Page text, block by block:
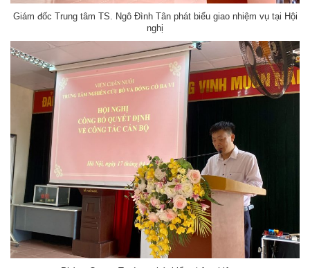
Giám đốc Trung tâm TS. Ngô Đình Tân phát biểu giao nhiệm vụ tại Hội
nghị